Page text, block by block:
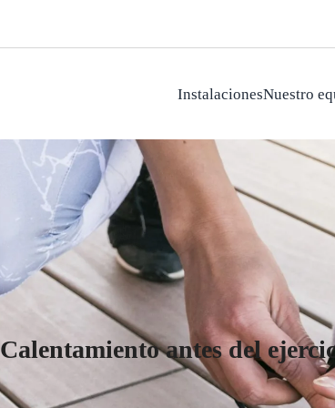
InstalacionesNuestro
Calentamiento antes del